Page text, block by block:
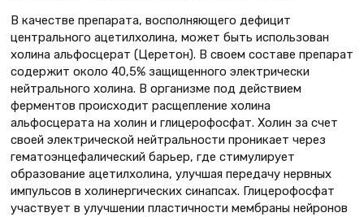
В качестве препарата, восполняющего дефицит
центрального ацетилхолина, может быть использован
холина альфосцерат (Церетон). В своем составе препарат
содержит около 40,5% защищенного электрически
нейтрального холина. В организме под действием
ферментов происходит расщепление холина
альфосцерата на холин и глицерофосфат. Холин за счет
своей электрической нейтральности проникает через
гематоэнцефалический барьер, где стимулирует
образование ацетилхолина, улучшая передачу нервных
импульсов в холинергических синапсах. Глицерофосфат
участвует в улучшении пластичности мембраны нейронов